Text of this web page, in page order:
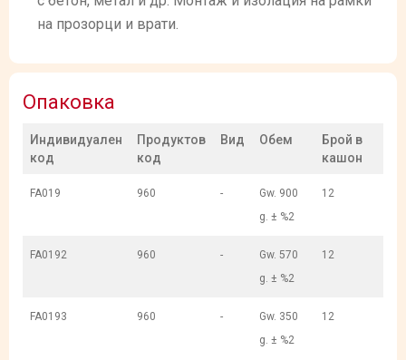
на прозорци и врати.
Опаковка
Индивидуален
код
Продуктов
код
Вид Обем
Брой в
кашон
FA019 960 -
Gw. 900
g. ± %2
12
FA0192 960 -
Gw. 570
g. ± %2
12
FA0193 960 -
Gw. 350
g. ± %2
12